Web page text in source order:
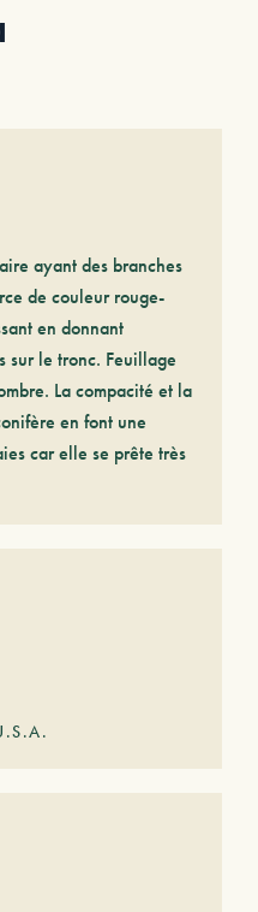
ayant des branches
de couleur rouge-
en donnant
sur le tronc. Feuillage
La compacité et la
en font une
car elle se prête très